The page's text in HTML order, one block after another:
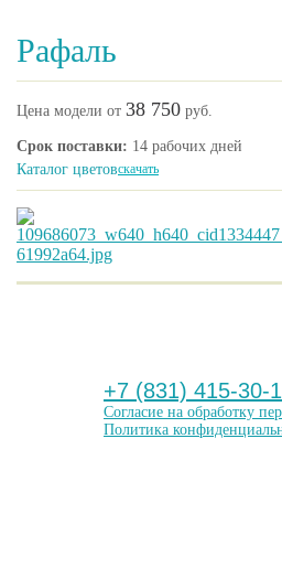
Рафаль
Цена модели от 38 750 руб.
Срок поставки: 14 рабочих дней
Каталог цветовскачать
+7 (831) 415-30-
Согласие на обработку
Политика